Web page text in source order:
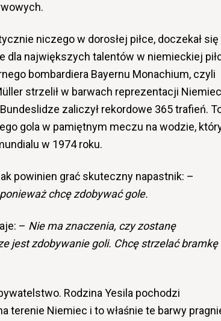
niczego w dorosłej piłce, doczekał się
dla największych talentów w niemieckiej
bombardiera Bayernu Monachium, czyli
strzelił w barwach reprezentacji Niemiec
zaliczył rekordowe 365 trafień.
gola w pamiętnym meczu na wodzie,
w 1974 roku.
powinien grać skuteczny napastnik: –
chcę zdobywać gole.
– Nie ma znaczenia, czy zostanę
jest zdobywanie goli. Chcę strzelać bramkę
Rodzina Yesila pochodzi
terenie Niemiec i to właśnie te barwy